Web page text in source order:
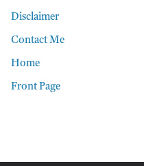
Disclaimer
Contact Me
Home
Front Page